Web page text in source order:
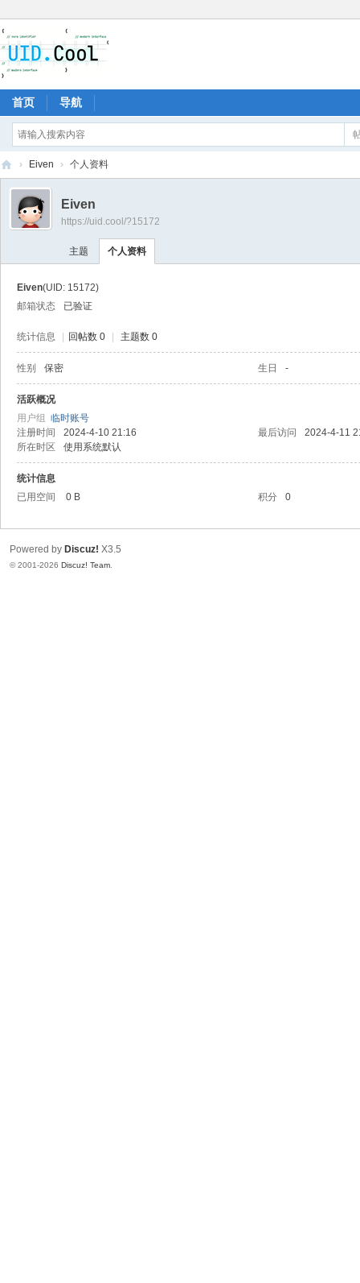
首页 导航
有
地
› Eiven › 个人资料
Eiven
https://uid.cool/?15172
主题 个人资料
Eiven(UID: 15172)
邮箱状态
已验证
统计信息 回帖数 0 主题数 0
性别 保密 生日 -
活跃概况
用户组 临时账号
注册时间
2024-4-10 21:16 最后访问
2024-4-11
所在时区
使用系统默认
统计信息
已用空间
0 B 积分 0
Powered by Discuz! X3.5
© 2001-2026 Discuz! Team